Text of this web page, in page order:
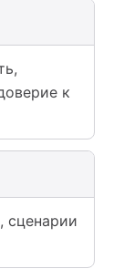
к
сценарии